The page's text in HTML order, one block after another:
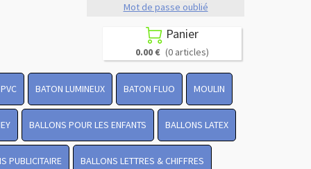
Mot de passe oublié
 Panier
0.00 € (0 articles)
BATON LUMINEUX BATON FLUO MOULIN
BALLONS POUR LES ENFANTS BALLONS LATEX
PUBLICITAIRE BALLONS LETTRES & CHIFFRES